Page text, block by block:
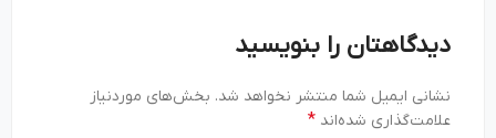
دیدگاهتان را بنویسید
نشانی ایمیل شما منتشر نخواهد شد. بخش‌های موردنیاز
علامت‌گذاری شده‌اند*